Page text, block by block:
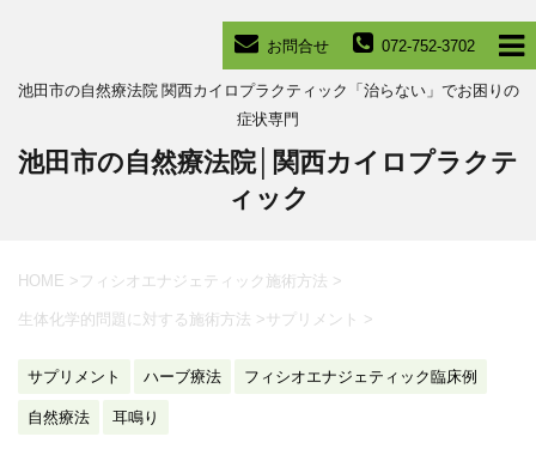
072-752-3702
お問合せ
池田市の自然療法院 関西カイロプラクティック「治らない」でお困りの
症状専門
池田市の自然療法院│関西カイロプラクテ
ィック
HOME > フィシオエナジェティック施術方法 >
生体化学的問題に対する施術方法 > サプリメント >
サプリメント ハーブ療法 フィシオエナジェティック臨床例
自然療法 耳鳴り